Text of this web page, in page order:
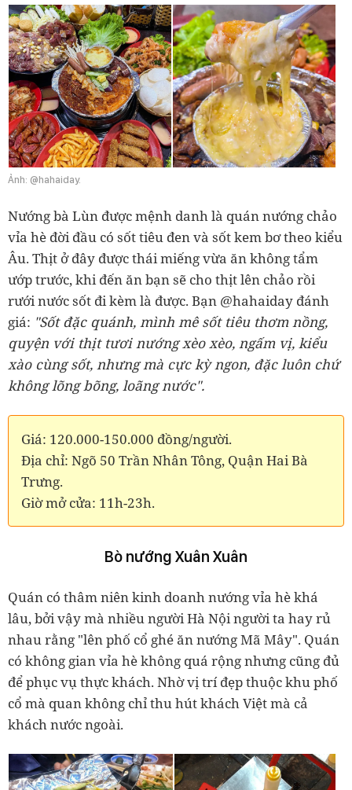
Ảnh: @hahaiday.
Nướng bà Lùn được mệnh danh là quán nướng chảo
vỉa hè đời đầu có sốt tiêu đen và sốt kem bơ theo kiểu
Âu. Thịt ở đây được thái miếng vừa ăn không tẩm
ướp trước, khi đến ăn bạn sẽ cho thịt lên chảo rồi
rưới nước sốt đi kèm là được. Bạn @hahaiday đánh
giá: "Sốt đặc quánh, mình mê sốt tiêu thơm nồng,
quyện với thịt tươi nướng xèo xèo, ngấm vị, kiểu
xào cùng sốt, nhưng mà cực kỳ ngon, đặc luôn chứ
không lõng bõng, loãng nước".
Giá: 120.000-150.000 đồng/người.
Địa chỉ: Ngõ 50 Trần Nhân Tông, Quận Hai Bà
Trưng.
Giờ mở cửa: 11h-23h.
Bò nướng Xuân Xuân
Quán có thâm niên kinh doanh nướng vỉa hè khá
lâu, bởi vậy mà nhiều người Hà Nội người ta hay rủ
nhau rằng "lên phố cổ ghé ăn nướng Mã Mây". Quán
có không gian vỉa hè không quá rộng nhưng cũng đủ
để phục vụ thực khách. Nhờ vị trí đẹp thuộc khu phố
cổ mà quan không chỉ thu hút khách Việt mà cả
khách nước ngoài.